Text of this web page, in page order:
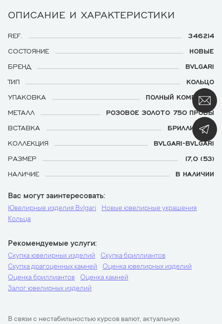
ОПИСАНИЕ И ХАРАКТЕРИСТИКИ
REF.
346214
СОСТОЯНИЕ
НОВЫЕ
БРЕНД
BVLGARI
ТИП
КОЛЬЦО
УПАКОВКА
ПОЛНЫЙ КОМПЛЕКТ
МЕТАЛЛ
РОЗОВОЕ ЗОЛОТО 750 ПРОБЫ
ВСТАВКА
БРИЛЛИАНТЫ
КОЛЛЕКЦИЯ
BVLGARI-BVLGARI
РАЗМЕР
17,0 (53)
НАЛИЧИЕ
В НАЛИЧИИ
Вас могут заинтересовать
Ювелирные изделия Bvlgari
Новые ювелирные украшения
Кольца
Рекомендуемые услуги
Скупка ювелирных изделий
Скупка бриллиантов
Скупка драгоценных камней
Оценка ювелирных изделий
Оценка бриллиантов
Оценка камней
Залог ювелирных изделий
В связи с нестабильностью курсов валют, актуальную